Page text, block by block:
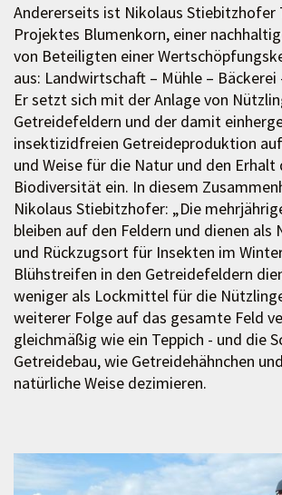
Andererseits ist Nikolaus Stiebitzhofer
Projektes Blumenkorn, einer
von Beteiligten einer
aus: Landwirtschaft – Mühle – Bäckerei
Er setzt sich mit der Anlage von
Getreidefeldern und der damit
insektizidfreien Getreideproduktion
und Weise für die Natur und den Erhalt
Biodiversität ein. In diesem
Nikolaus Stiebitzhofer: „Die
bleiben auf den Feldern und dienen
und Rückzugsort für Insekten im
Blühstreifen in den Getreidefeldern
weniger als Lockmittel für die
weiterer Folge auf das gesamte Feld
gleichmäßig wie ein Teppich - und die
Getreidebau, wie Getreidehähnchen
natürliche Weise dezimieren.